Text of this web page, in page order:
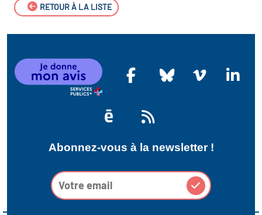
RETOUR À LA LISTE
Abonnez-vous à la newsletter !